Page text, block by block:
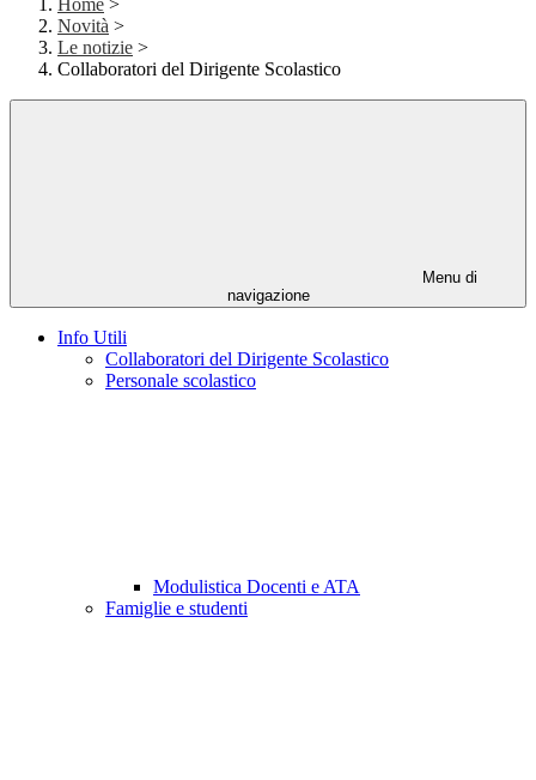
Home >
Novità >
Le notizie >
Collaboratori del Dirigente Scolastico
Menu di
navigazione
Info Utili
Collaboratori del Dirigente Scolastico
Personale scolastico
Modulistica Docenti e ATA
Famiglie e studenti